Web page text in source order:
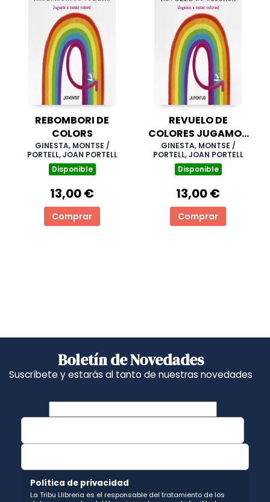
REBOMBORI DE
COLORS
GINESTA, MONTSE /
PORTELL, JOAN PORTELL
Disponible
13,00 €
Comprar
REVUELO DE
COLORES JUGAMOS
A RESTAR COLORES
GINESTA, MONTSE /
PORTELL, JOAN PORTELL
Disponible
13,00 €
Comprar
Boletín de Novedades
Suscríbete y estarás al tanto de nuestras novedades
Política de privacidad
La Tribu Llibreria es el responsable del tratamiento de los